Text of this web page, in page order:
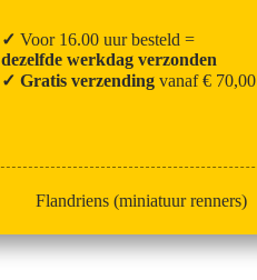
✓ Voor 16.00 uur besteld =
dezelfde werkdag verzonden
✓ Gratis verzendingvanaf € 70,00
Flandriens (miniatuur renners)